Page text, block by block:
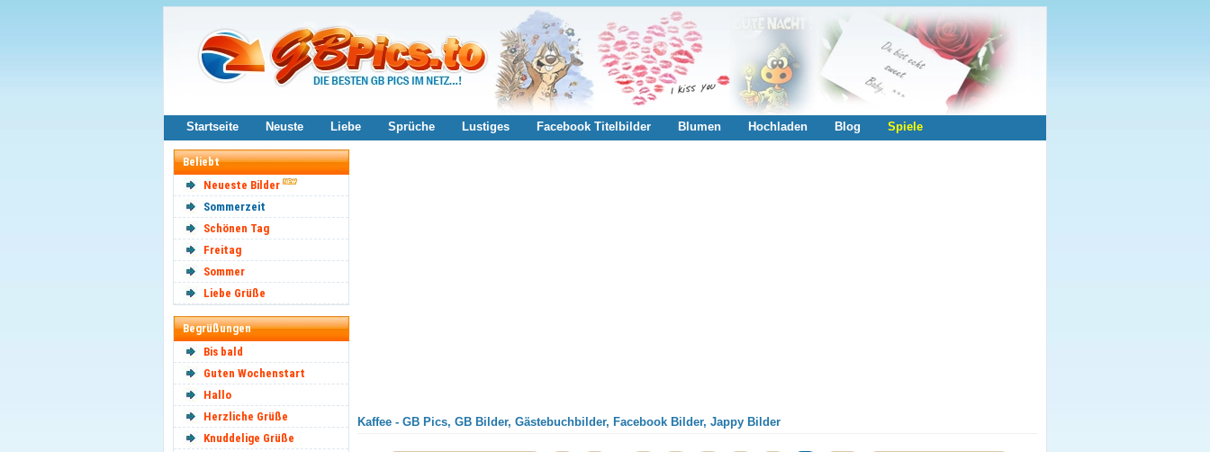
Startseite Neuste Liebe Sprüche Lustiges Facebook Titelbilder Blumen Hochladen Blog Spiele
Beliebt
Neueste Bilder
Sommerzeit
Schönen Tag
Freitag
Sommer
Liebe Grüße
Begrüßungen
Bis bald
Guten Wochenstart
Hallo
Herzliche Grüße
Knuddelige Grüße
Kaffee - GB Pics, GB Bilder, Gästebuchbilder, Facebook Bilder, Jappy Bilder